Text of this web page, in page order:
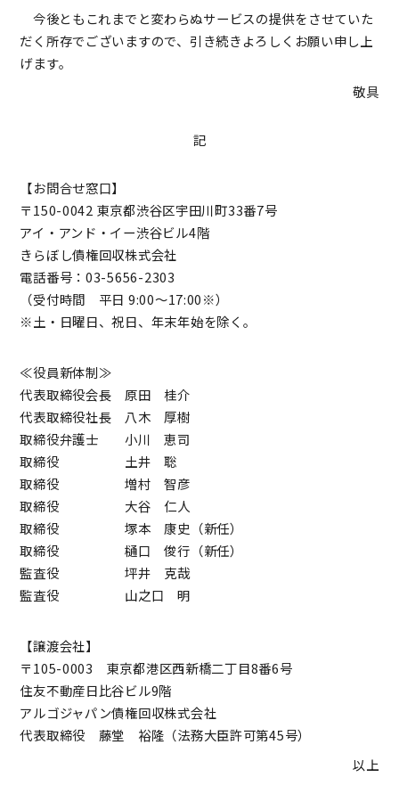
今後ともこれまでと変わらぬサービスの提供をさせていた
だく所存でございますので、引き続きよろしくお願い申し上
げます。
敬具
記
【お問合せ窓口】
〒150-0042 東京都渋谷区宇田川町33番7号
アイ・アンド・イー渋谷ビル4階
きらぼし債権回収株式会社
電話番号：03-5656-2303
（受付時間 平日 9:00～17:00※）
※土・日曜日、祝日、年末年始を除く。
≪役員新体制≫
代表取締役会長 原田 桂介
代表取締役社長 八木 厚樹
取締役弁護士 小川 恵司
取締役 土井 聡
取締役 増村 智彦
取締役 大谷 仁人
取締役 塚本 康史（新任）
取締役 樋口 俊行（新任）
監査役 坪井 克哉
監査役 山之口 明
【譲渡会社】
〒105-0003 東京都港区西新橋二丁目8番6号
住友不動産日比谷ビル9階
アルゴジャパン債権回収株式会社
代表取締役 藤堂 裕隆（法務大臣許可第45号）
以上